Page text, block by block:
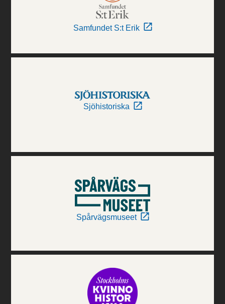
Samfundet S:t Erik
Sjöhistoriska
Spårvägsmuseet